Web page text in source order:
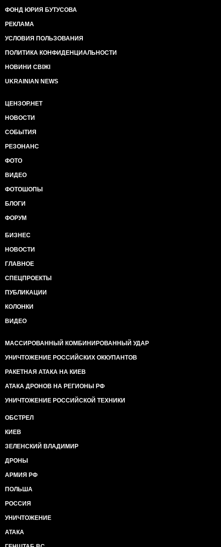
ФОНД ЮРИЯ БУТУСОВА
РЕКЛАМА
УСЛОВИЯ ПОЛЬЗОВАНИЯ
ПОЛИТИКА КОНФИДЕНЦИАЛЬНОСТИ
НОВИНИ СВІЖІ
UKRAINIAN NEWS
ЦЕНЗОР.НЕТ
НОВОСТИ
СОБЫТИЯ
РЕЗОНАНС
ФОТО
ВИДЕО
ФОТОШОПЫ
БЛОГИ
ФОРУМ
БИЗНЕС
НОВОСТИ
ГЛАВНОЕ
СПЕЦПРОЕКТЫ
ПУБЛИКАЦИИ
КОЛОНКИ
ВИДЕО
МАССИРОВАННЫЙ КОМБИНИРОВАННЫЙ УДАР
УНИЧТОЖЕНИЕ РОССИЙСКИХ ОККУПАНТОВ
РАКЕТНАЯ АТАКА НА КИЕВ
АТАКА ДРОНОВ НА РЕГИОНЫ РФ
УНИЧТОЖЕНИЕ РОССИЙСКОЙ ТЕХНИКИ
ОБСТРЕЛ
КИЕВ
ЗЕЛЕНСКИЙ ВЛАДИМИР
ДРОНЫ
АРМИЯ РФ
ПОЛЬША
РОССИЯ
УНИЧТОЖЕНИЕ
АТАКА